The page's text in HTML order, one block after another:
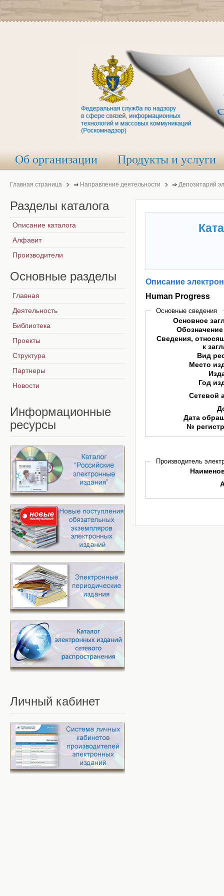
Об организации Продукты и услуги
Главная страница ⇒ Направление деятельности ⇒ Депозитарий
Описание
Human Progress
Основные сведения
Основное
Сведения,
к
Вид
Место
Год
Сетевой
Дата
№
Производитель
Разделы каталога
Описание каталога
Алфавит
Производители
Основные разделы
Главная
Деятельность
Библиотека
Проекты
Структура
Партнеры
Новости
Информационные
ресурсы
Личный кабинет